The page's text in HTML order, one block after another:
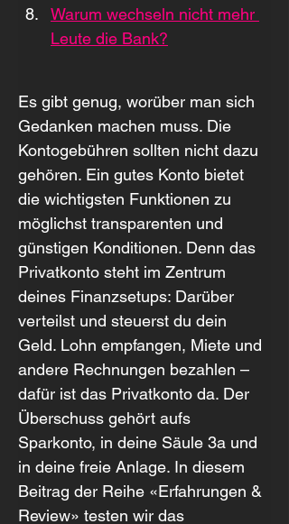
Warum wechseln nicht mehr
Leute die Bank?
Es gibt genug, worüber man sich
Gedanken machen muss. Die
Kontogebühren sollten nicht dazu
gehören. Ein gutes Konto bietet
die wichtigsten Funktionen zu
möglichst transparenten und
günstigen Konditionen. Denn das
Privatkonto steht im Zentrum
deines Finanzsetups: Darüber
verteilst und steuerst du dein
Geld. Lohn empfangen, Miete und
andere Rechnungen bezahlen –
dafür ist das Privatkonto da. Der
Überschuss gehört aufs
Sparkonto, in deine Säule 3a und
in deine freie Anlage. In diesem
Beitrag der Reihe «Erfahrungen &
Review» testen wir das